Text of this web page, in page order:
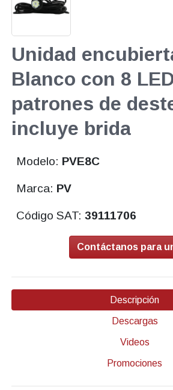
Unidad
Blanco con 8
patrones de
incluye brida
Modelo: PVE8C
Marca: PV
Código SAT:39111706
Contáctanos para
Descripción
Descargas
Videos
Promociones